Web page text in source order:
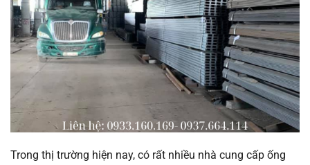
Trong thị trường hiện nay, có rất nhiều nhà cung cấp ống